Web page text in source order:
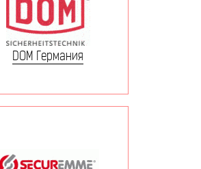
DOM Германия